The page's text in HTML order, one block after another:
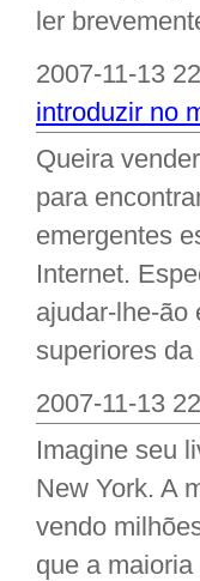
ler
2007-11-13
introduzir no
Queira
para
emergentes
Internet.
ajudar-lhe-ão
superiores
2007-11-13
Imagine seu
New York. A
vendo
que a